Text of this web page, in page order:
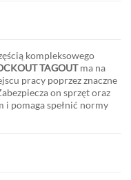
kompleksowego
TAGOUTma na
pracy poprzez znaczne
on sprzęt oraz
i pomaga spełnić normy